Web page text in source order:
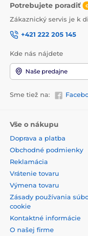
Potrebujete poradiť
Zákaznický servis je k
+421 222 205 145
Kde nás nájdete
Naše predajne
Sme tiež na:
Vše o nákupu
Doprava a platba
Obchodné podmienky
Reklamácia
Vrátenie tovaru
Výmena tovaru
Zásady používania
cookie
Kontaktné informácie
O našej firme